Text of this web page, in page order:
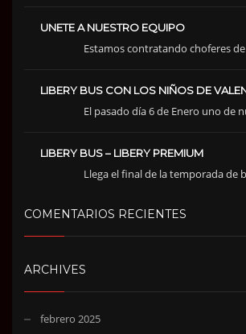
UNETE A NUESTRO EQUIPO
Estamos contratando choferes
LIBERY BUS CON LOS NIÑOS DE
El pasado día 6 de Enero uno de
LIBERY BUS – LIBERY PREMIUM
Llega el final de la temporada de
COMENTARIOS RECIENTES
ARCHIVES
febrero 2025